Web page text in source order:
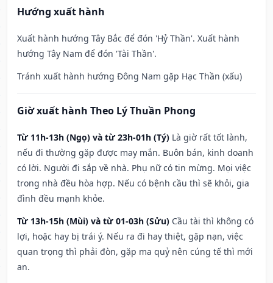
Hướng xuất hành
Xuất hành hướng Tây Bắc để đón 'Hỷ Thần'. Xuất hành
hướng Tây Nam để đón 'Tài Thần'.
Tránh xuất hành hướng Đông Nam gặp Hạc Thần (xấu)
Giờ xuất hành Theo Lý Thuần Phong
Từ 11h-13h (Ngọ) và từ 23h-01h (Tý) Là giờ rất tốt lành,
nếu đi thường gặp được may mắn. Buôn bán, kinh doanh
có lời. Người đi sắp về nhà. Phụ nữ có tin mừng. Mọi việc
trong nhà đều hòa hợp. Nếu có bệnh cầu thì sẽ khỏi, gia
đình đều mạnh khỏe.
Từ 13h-15h (Mùi) và từ 01-03h (Sửu) Cầu tài thì không có
lợi, hoặc hay bị trái ý. Nếu ra đi hay thiệt, gặp nạn, việc
quan trọng thì phải đòn, gặp ma quỷ nên cúng tế thì mới
an.